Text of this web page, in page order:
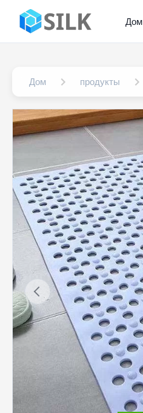
Дом
Дом продукты